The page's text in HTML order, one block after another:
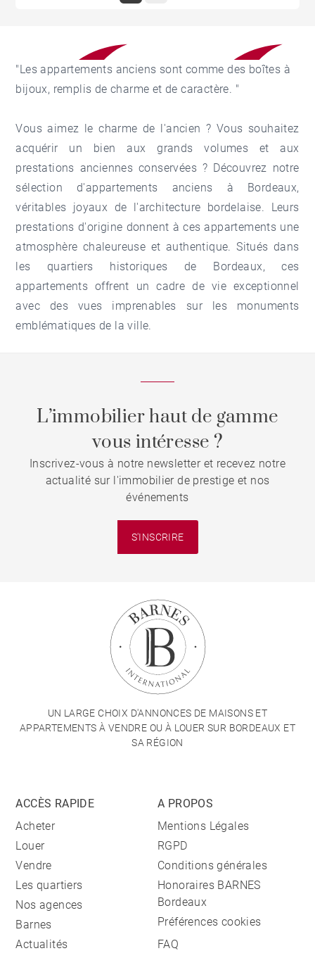
"Les appartements anciens sont comme des boîtes à
bijoux, remplis de charme et de caractère. "
Vous aimez le charme de l'ancien ? Vous souhaitez
acquérir un bien aux grands volumes et aux
prestations anciennes conservées ? Découvrez notre
sélection d'appartements anciens à Bordeaux,
véritables joyaux de l'architecture bordelaise. Leurs
prestations d'origine donnent à ces appartements une
atmosphère chaleureuse et authentique. Situés dans
les quartiers historiques de Bordeaux, ces
appartements offrent un cadre de vie exceptionnel
avec des vues imprenables sur les monuments
emblématiques de la ville.
L’immobilier haut de gamme
vous intéresse ?
Inscrivez-vous à notre newsletter et recevez notre
actualité sur l'immobilier de prestige et nos
événements
S'INSCRIRE
UN LARGE CHOIX D'ANNONCES DE MAISONS ET
APPARTEMENTS À VENDRE OU À LOUER SUR BORDEAUX ET
SA RÉGION
ACCÈS RAPIDE
Acheter
Louer
Vendre
Les quartiers
Nos agences
Barnes
Actualités
A PROPOS
Mentions Légales
RGPD
Conditions générales
Honoraires BARNES
Bordeaux
Préférences cookies
FAQ